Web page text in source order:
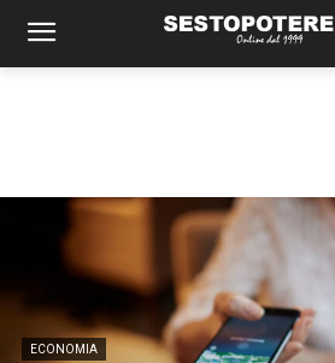
ECONOMIA